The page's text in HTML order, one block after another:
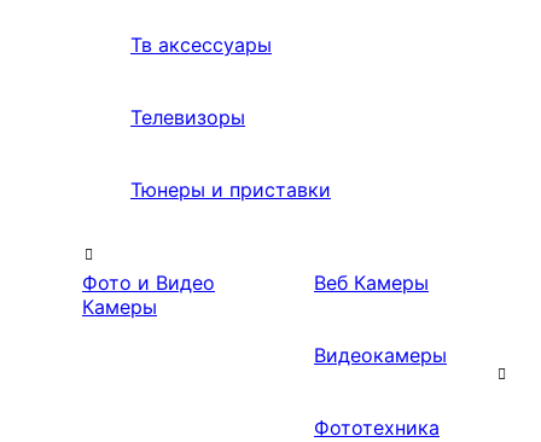
Тв аксессуары
Телевизоры
Тюнеры и приставки
Фото и Видео
Камеры
Веб Камеры
Видеокамеры
Фототехника